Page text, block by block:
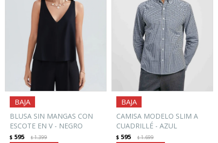
BLUSA SIN MANGAS CON
ESCOTE EN V - NEGRO
$ 595 $1.399
CAMISA MODELO SLIM A
CUADRILLÉ - AZUL
$ 595 $1.699